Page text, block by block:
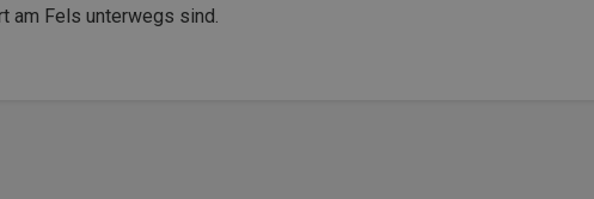
am Fels unterwegs sind.